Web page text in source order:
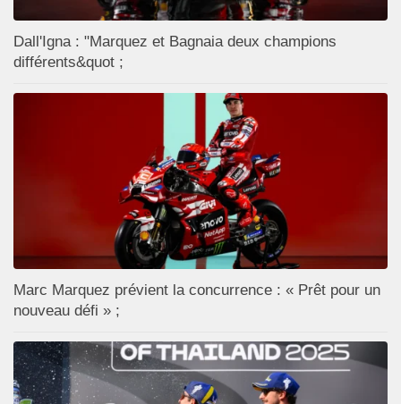
Dall'Igna : "Marquez et Bagnaia deux champions
différents&quot ;
Marc Marquez prévient la concurrence : « Prêt pour un
nouveau défi » ;